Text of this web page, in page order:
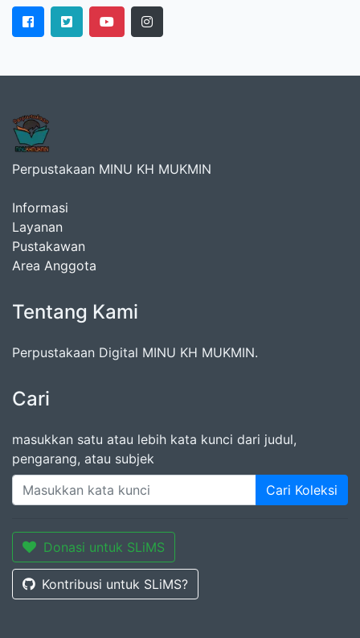
Perpustakaan MINU KH MUKMIN
Informasi
Layanan
Pustakawan
Area Anggota
Tentang Kami
Perpustakaan Digital MINU KH MUKMIN.
Cari
masukkan satu atau lebih kata kunci dari judul,
pengarang, atau subjek
Cari Koleksi
Donasi untuk SLiMS
Kontribusi untuk SLiMS?